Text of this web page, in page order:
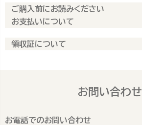
ご購入前にお読みください
お支払いについて
領収証について
お問い合わせ
お電話でのお問い合わせ